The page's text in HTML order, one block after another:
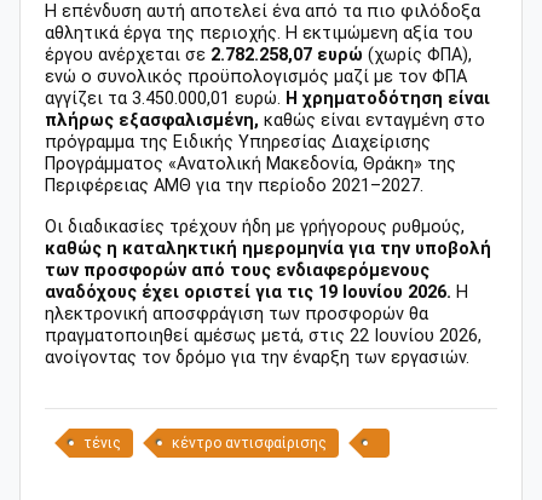
Η επένδυση αυτή αποτελεί ένα από τα πιο φιλόδοξα
αθλητικά έργα της περιοχής. Η εκτιμώμενη αξία του
έργου ανέρχεται σε 2.782.258,07 ευρώ (χωρίς ΦΠΑ),
ενώ ο συνολικός προϋπολογισμός μαζί με τον ΦΠΑ
αγγίζει τα 3.450.000,01 ευρώ. Η χρηματοδότηση είναι
πλήρως εξασφαλισμένη, καθώς είναι ενταγμένη στο
πρόγραμμα της Ειδικής Υπηρεσίας Διαχείρισης
Προγράμματος «Ανατολική Μακεδονία, Θράκη» της
Περιφέρειας ΑΜΘ για την περίοδο 2021–2027.
Οι διαδικασίες τρέχουν ήδη με γρήγορους ρυθμούς,
καθώς η καταληκτική ημερομηνία για την υποβολή
των προσφορών από τους ενδιαφερόμενους
αναδόχους έχει οριστεί για τις 19 Ιουνίου 2026. Η
ηλεκτρονική αποσφράγιση των προσφορών θα
πραγματοποιηθεί αμέσως μετά, στις 22 Ιουνίου 2026,
ανοίγοντας τον δρόμο για την έναρξη των εργασιών.
τένις κέντρο αντισφαίρισης